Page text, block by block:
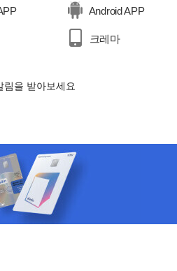
Android APP
크레마
림을 받아보세요